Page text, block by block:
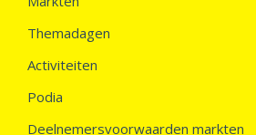
Themadagen
Activiteiten
Podia
Deelnemersvoorwaarden markten